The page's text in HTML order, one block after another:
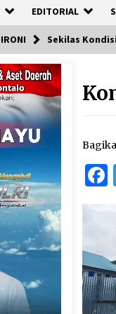
EDITORIAL
IRONI Sekilas